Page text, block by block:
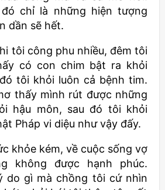
chỉ là những hiện tượng
dần sẽ hết.
tôi công phu nhiều, đêm tôi
có con chim bật ra khỏi
tôi khỏi luôn cả bệnh tim.
thấy mình rút được những
hậu môn, sau đó tôi khỏi
Pháp vi diệu như vậy đấy.
khỏe kém, về cuộc sống vợ
không được hạnh phúc.
do gì mà chồng tôi cứ nhìn